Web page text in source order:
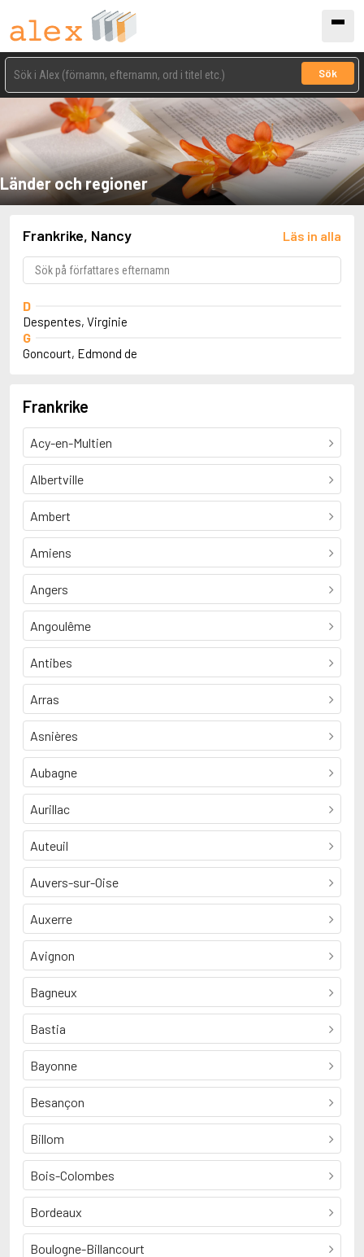
Sök
Länder och regioner
Frankrike, Nancy Läs in alla
D
Despentes, Virginie
G
Goncourt, Edmond de
Frankrike
Acy-en-Multien
Albertville
Ambert
Amiens
Angers
Angoulême
Antibes
Arras
Asnières
Aubagne
Aurillac
Auteuil
Auvers-sur-Oise
Auxerre
Avignon
Bagneux
Bastia
Bayonne
Besançon
Billom
Bois-Colombes
Bordeaux
Boulogne-Billancourt